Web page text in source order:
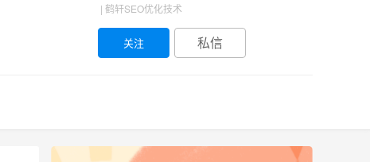
| 鹤轩SEO优化技术
私信